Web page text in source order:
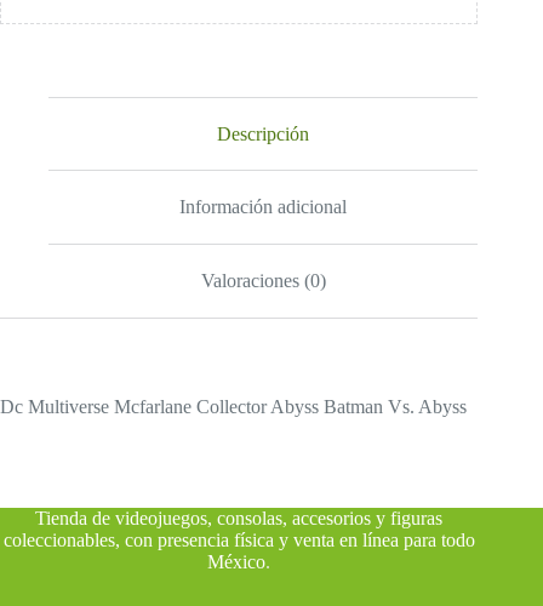
Descripción
Información adicional
Valoraciones (0)
Dc Multiverse Mcfarlane Collector Abyss Batman Vs. Abyss
Tienda de videojuegos, consolas, accesorios y figuras
coleccionables, con presencia física y venta en línea para todo
México.